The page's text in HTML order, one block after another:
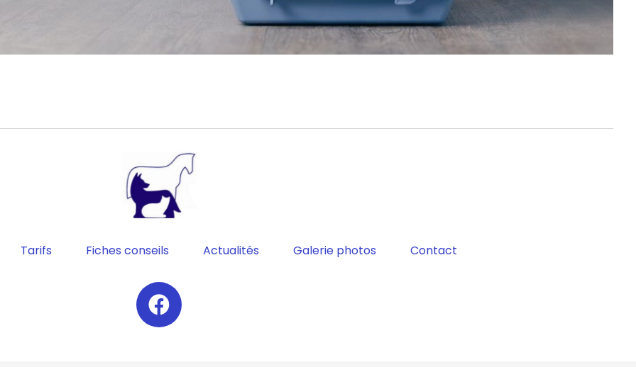
Tarifs Fiches conseils Actualités Galerie photos Contact